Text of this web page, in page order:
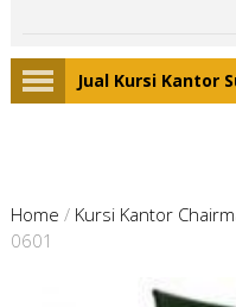
Jual Kursi Kantor
Home / Kursi Kantor
0601